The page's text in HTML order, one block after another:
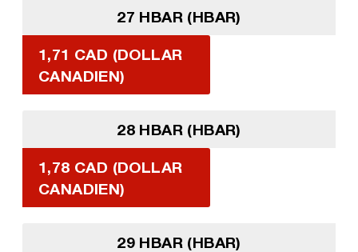
27 HBAR (HBAR)
1,71 CAD (DOLLAR
CANADIEN)
28 HBAR (HBAR)
1,78 CAD (DOLLAR
CANADIEN)
29 HBAR (HBAR)